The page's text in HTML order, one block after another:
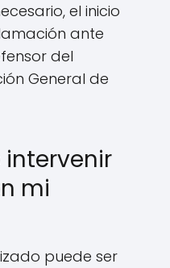
el inicio
ante
del
General de
mi
puede ser